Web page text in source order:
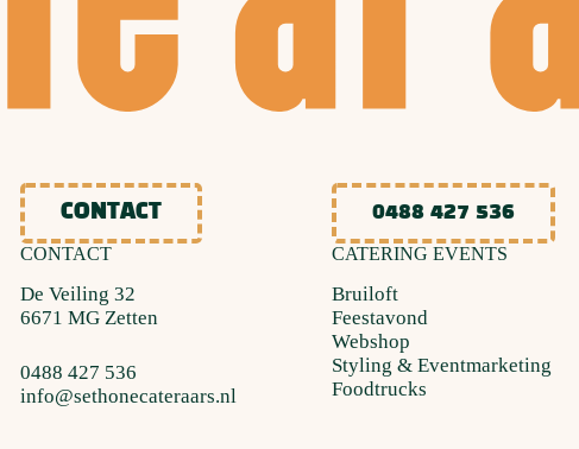
CONTACT 0488 427 536
CONTACT
De Veiling 32
6671 MG Zetten
0488 427 536
info@sethonecateraars.nl
CATERING EVENTS
Bruiloft
Feestavond
Webshop
Styling & Eventmarketing
Foodtrucks